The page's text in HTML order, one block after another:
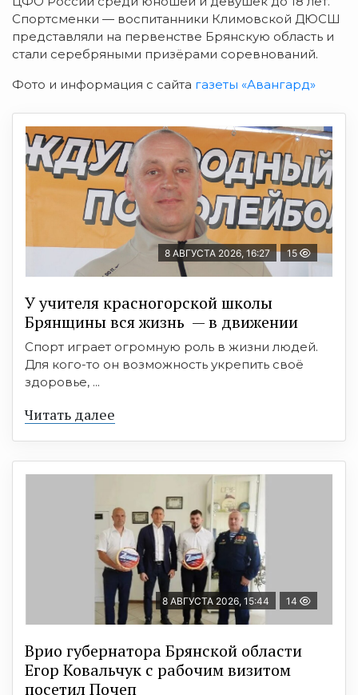
Спортсменки — воспитанники Климовской ДЮСШ
представляли на первенстве Брянскую область и
стали серебряными призёрами соревнований.
Фото и информация с сайта газеты «Авангард»
8 АВГУСТА 2026, 16:27 15
У учителя красногорской школы
Брянщины вся жизнь — в движении
Спорт играет огромную роль в жизни людей.
Для кого-то он возможность укрепить своё
здоровье, ...
Читать далее
8 АВГУСТА 2026, 15:44 14
Врио губернатора Брянской области
Егор Ковальчук с рабочим визитом
посетил Почеп